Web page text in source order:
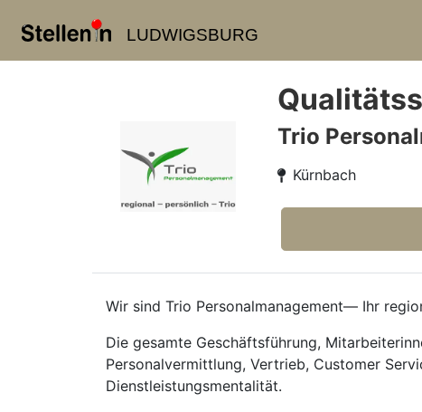
LUDWIGSBURG
Trio
Kürnbach
Wir sind Trio Personalmanagement— Ihr
Die gesamte Geschäftsführung,
Personalvermittlung, Vertrieb, Customer
Dienstleistungsmentalität.